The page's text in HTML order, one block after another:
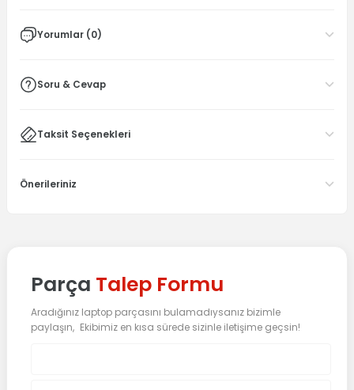
Yorumlar (0)
Soru & Cevap
Taksit Seçenekleri
Önerileriniz
Parça Talep Formu
Aradığınız laptop parçasını bulamadıysanız bizimle
paylaşın, Ekibimiz en kısa sürede sizinle iletişime geçsin!